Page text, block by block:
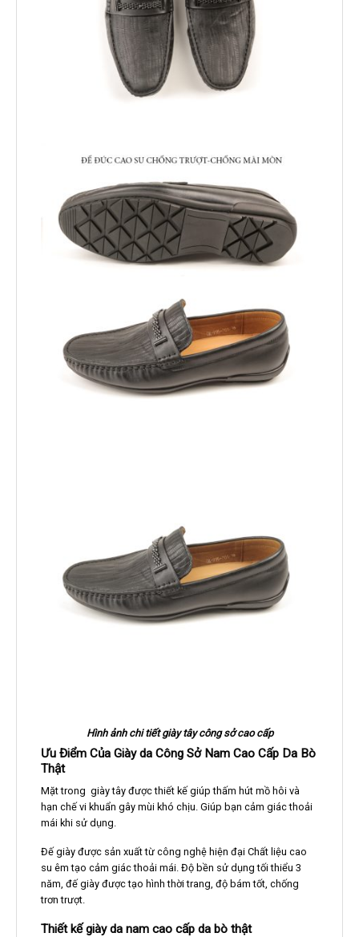
Hình ảnh chi tiết giày tây công sở cao cấp
Ưu Điểm Của Giày da Công Sở Nam Cao Cấp Da Bò
Thật
Mặt trong giày tây được thiết kế giúp thấm hút mồ hôi và
hạn chế vi khuẩn gây mùi khó chịu. Giúp bạn cảm giác thoải
mái khi sử dụng.
Đế giày được sản xuất từ công nghệ hiện đại Chất liệu cao
su êm tạo cảm giác thoải mái. Độ bền sử dụng tối thiểu 3
năm, đế giày được tạo hình thời trang, độ bám tốt, chống
trơn trượt.
Thiết kế giày da nam cao cấp da bò thật